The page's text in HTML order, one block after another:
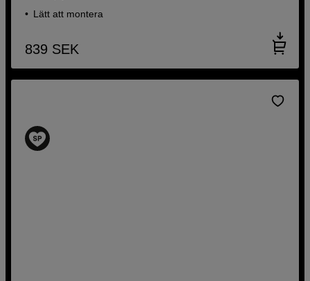
Lätt att montera
839 SEK